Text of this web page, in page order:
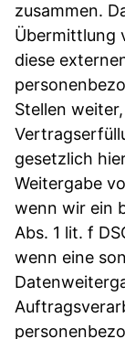
zusammen.
Übermittlung
diese
Stellen
gesetzlich
Weitergabe
wenn wir ein
Abs. 1 lit. f
wenn eine